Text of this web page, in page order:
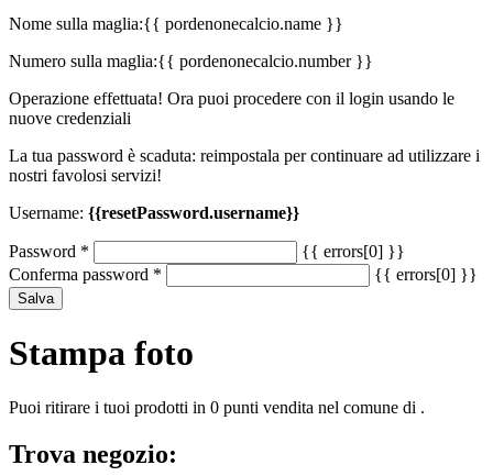
Nome sulla maglia:{{ pordenonecalcio.name }}
Numero sulla maglia:{{ pordenonecalcio.number }}
Operazione effettuata! Ora puoi procedere con il login usando le
nuove credenziali
La tua password è scaduta: reimpostala per continuare ad utilizzare i
nostri favolosi servizi!
Username: {{resetPassword.username}}
Password *
{{ errors[0] }}
Conferma password * {{ errors[0] }}
Salva
Stampa foto
Puoi ritirare i tuoi prodotti in 0 punti vendita nel comune di .
Trova negozio: